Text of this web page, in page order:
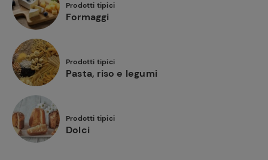
Prodotti tipici
Formaggi
Prodotti tipici
Pasta, riso e legumi
Prodotti tipici
Dolci